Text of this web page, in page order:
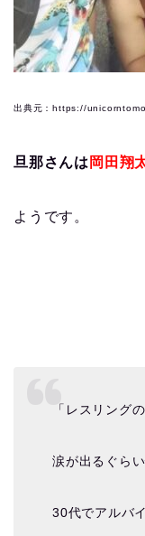
出典元：https://
旦那さんは 岡田翔
ようです。
「レスリング
涙が出るぐら
30代でアルバ